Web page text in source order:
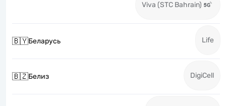
Viva (STC Bahrain)
🇧🇾Беларусь Life
🇧🇿Белиз DigiCell